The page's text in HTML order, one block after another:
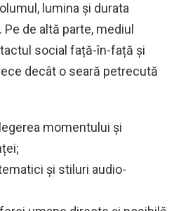
lumina și durata
de altă parte, mediul
social față-în-față și
decât o seară petrecută
momentului și
și stiluri audio-